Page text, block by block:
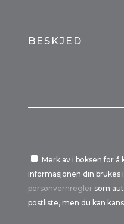
BESKJED
Merk av i boksen for
informasjonen din brukes
personvernregler som
postliste, men du kan